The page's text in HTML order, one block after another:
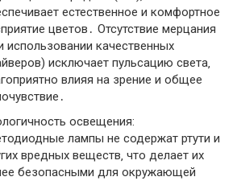
естественное и комфортное
цветов․ Отсутствие мерцания
использовании качественных
исключает пульсацию света‚
влияя на зрение и общее
освещения:
лампы не содержат ртути и
вредных веществ‚ что делает их
безопасными для окружающей